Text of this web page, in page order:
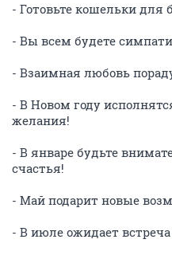
- Готовьте кошельки для
- Вы всем будете
- Взаимная любовь
- В Новом году
желания!
- В январе будьте
счастья!
- Май подарит новые
- В июле ожидает встреча